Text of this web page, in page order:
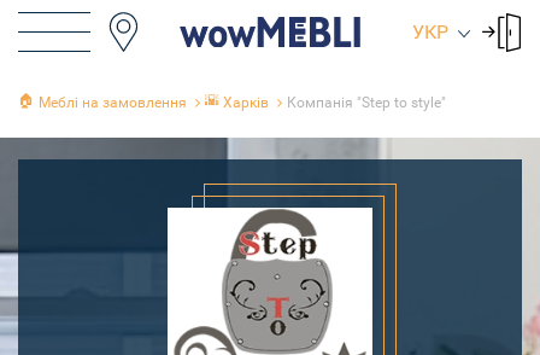
УКР
🏠 Меблі на замовлення 🌇 Харків Компанія "Step to style"